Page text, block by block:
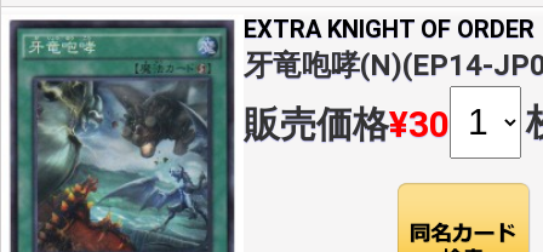
EXTRA KNIGHT OF ORDER
牙竜咆哮(N)(EP14-
販売価格¥30